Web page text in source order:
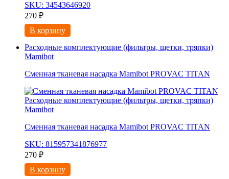
SKU: 34543646920
270 ₽
В корзину
Расходные комплектующие (фильтры, щетки, тряпки)
Mamibot
Сменная тканевая насадка Mamibot PROVAC TITAN
Расходные комплектующие (фильтры, щетки, тряпки)
Mamibot
Сменная тканевая насадка Mamibot PROVAC TITAN
SKU: 815957341876977
270 ₽
В корзину